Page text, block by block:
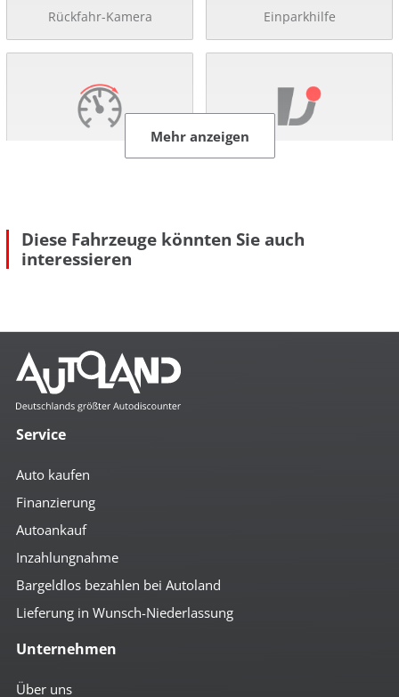
Rückfahr-Kamera Einparkhilfe
Mehr anzeigen
Komfort
4x el. Fensterheber
autom. abblendender Innenspiegel
Bordcomputer
Colorverglasung
el. anklappbare Spiegel
el. Spiegel
geteilte Rücksitzbank
Getränkehalter
höhenverst. Beifahrersitz
höhenverst. Fahrersitz
höhenverst. Lenkrad
Klimaautomatik
Lendenwirbelstütze
Mehr anzeigen
Diese Fahrzeuge könnten Sie auch
interessieren
Service
Auto kaufen
Finanzierung
Autoankauf
Inzahlungnahme
Bargeldlos bezahlen bei Autoland
Lieferung in Wunsch-Niederlassung
Unternehmen
Über uns